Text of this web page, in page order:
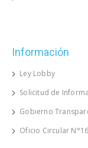
Información
Ley Lobby
Solicitud de
Gobierno
Oficio Circular